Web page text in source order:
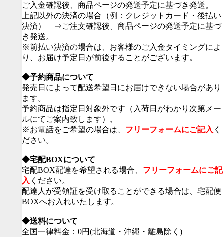
ご入金確認後、商品ページの発送予定に基づき発送。
上記以外の決済の場合（例：クレジットカード・後払い
決済） ⇒ご注文確認後、商品ページの発送予定に基づ
き発送。
※前払い決済の場合は、お客様のご入金タイミングによ
り、お届け予定日が前後することがございます。
◆予約商品について
発売日によって配送希望日にお届けできない場合があり
ます。
予約商品は指定日対象外です（入荷日がわかり次第メー
ルにてご案内致します）。
※お電話をご希望の場合は、 フリーフォームにご記入 く
ださい。
◆宅配BOXについて
宅配BOX配達を希望される場合、 フリーフォームにご記
入 ください。
配達人が受領証を受け取ることができる場合は、宅配便
BOXへお入れいたします。
◆送料について
全国一律料金：0円(北海道・沖縄・離島除く)